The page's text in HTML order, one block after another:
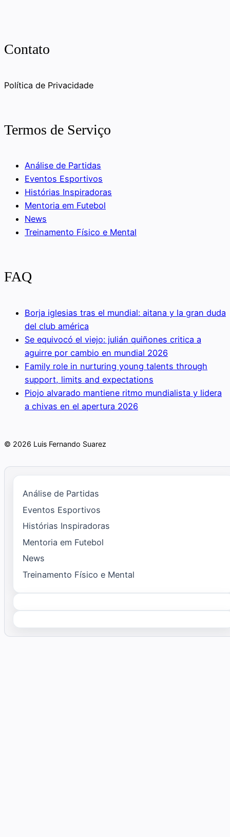
Contato
Política de Privacidade
Termos de Serviço
Análise de Partidas
Eventos Esportivos
Histórias Inspiradoras
Mentoria em Futebol
News
Treinamento Físico e Mental
FAQ
Borja iglesias tras el mundial: aitana y la gran duda
del club américa
Se equivocó el viejo: julián quiñones critica a
aguirre por cambio en mundial 2026
Family role in nurturing young talents through
support, limits and expectations
Piojo alvarado mantiene ritmo mundialista y lidera
a chivas en el apertura 2026
© 2026 Luis Fernando Suarez
Análise de Partidas
Eventos Esportivos
Histórias Inspiradoras
Mentoria em Futebol
News
Treinamento Físico e Mental